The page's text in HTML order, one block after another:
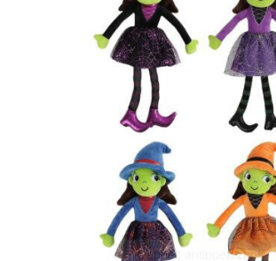
Doppelt antippen zum